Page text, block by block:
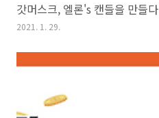
갓머스크, 엘론's 캔들을 만들다
2021. 1. 29.